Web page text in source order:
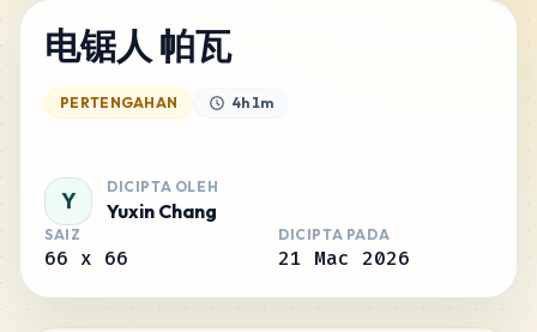
电锯人 帕瓦
PERTENGAHAN 4h 1m
Y
DICIPTA OLEH
Yuxin Chang
SAIZ
66 x 66
DICIPTA PADA
21 Mac 2026